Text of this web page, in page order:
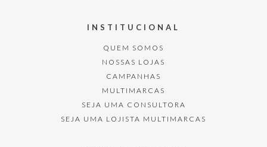
INSTITUCIONAL
QUEM SOMOS
NOSSAS LOJAS
CAMPANHAS
MULTIMARCAS
SEJA UMA CONSULTORA
SEJA UMA LOJISTA MULTIMARCAS